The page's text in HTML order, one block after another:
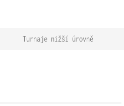
Turnaje nižší úrovně